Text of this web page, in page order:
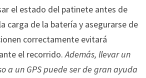
el estado del patinete antes de
carga de la batería y asegurarse de
correctamente evitará
el recorrido.Además, llevar un
a un GPS puede ser de gran ayuda